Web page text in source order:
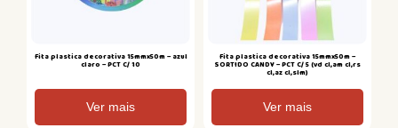
Fita plastica decorativa 15mmx50m – azul
claro – PCT C/ 10
Ver mais
Fita plastica decorativa 15mmx50m –
SORTIDO CANDY – PCT C/ 5 (vd cl,am cl,rs
cl,az cl,slm)
Ver mais